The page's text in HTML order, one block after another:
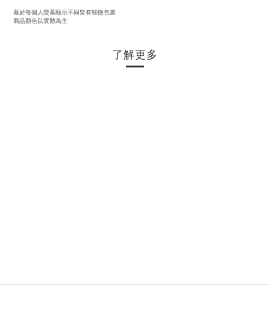
基於每個人螢幕顯示不同皆有些微色差
商品顏色以實體為主
了解更多